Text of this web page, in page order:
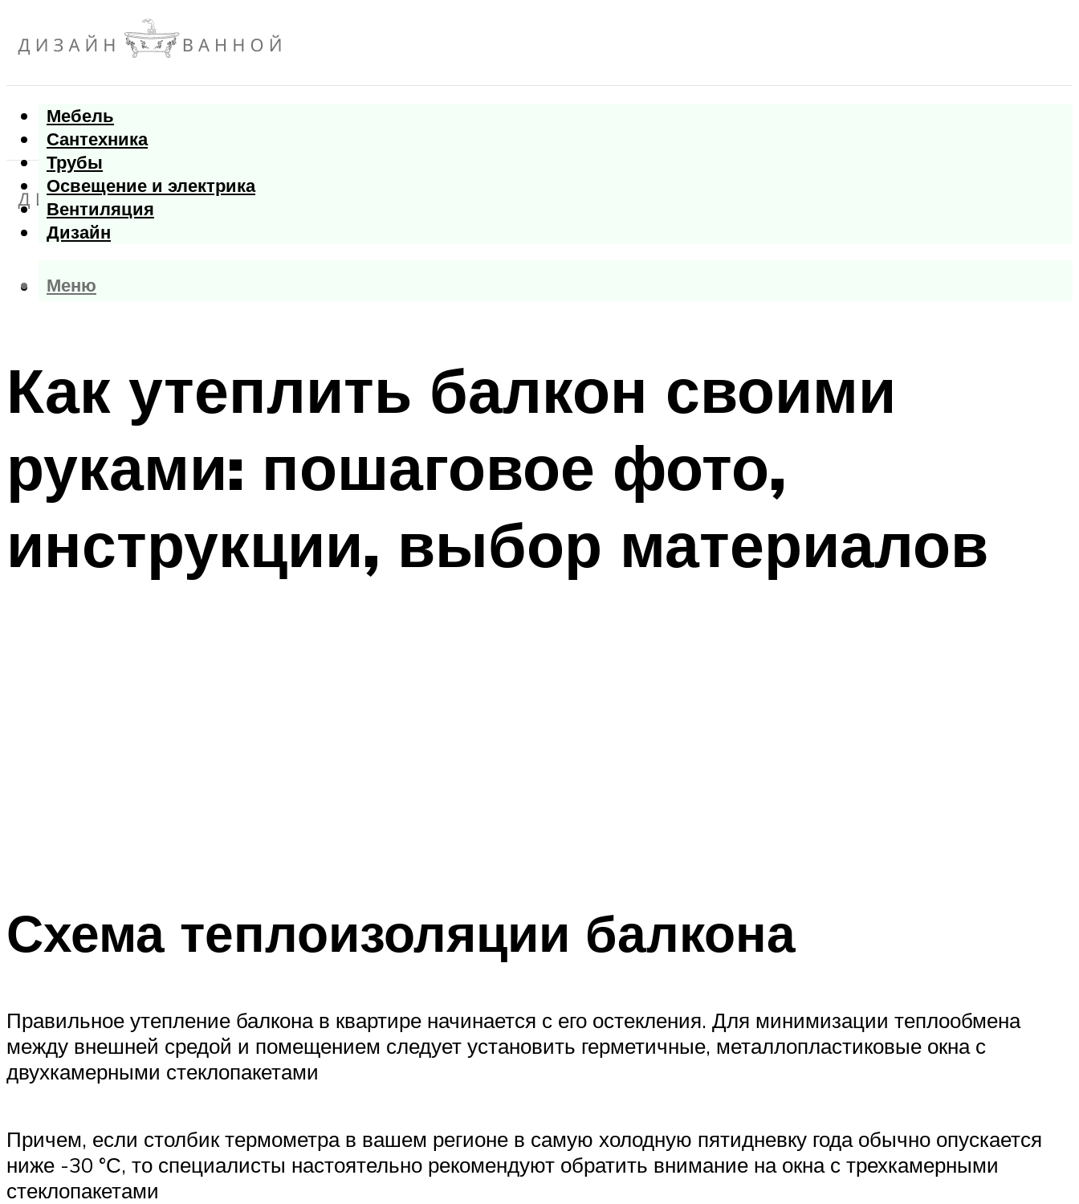
Мебель
Сантехника
Трубы
Освещение и электрика
Вентиляция
Дизайн
Меню
Меню
Как утеплить балкон своими
руками: пошаговое фото,
инструкции, выбор материалов
Схема теплоизоляции балкона
Правильное утепление балкона в квартире начинается с его остекления. Для минимизации теплообмена
между внешней средой и помещением следует установить герметичные, металлопластиковые окна с
двухкамерными стеклопакетами
Причем, если столбик термометра в вашем регионе в самую холодную пятидневку года обычно опускается
ниже -30 °С, то специалисты настоятельно рекомендуют обратить внимание на окна с трехкамерными
стеклопакетами